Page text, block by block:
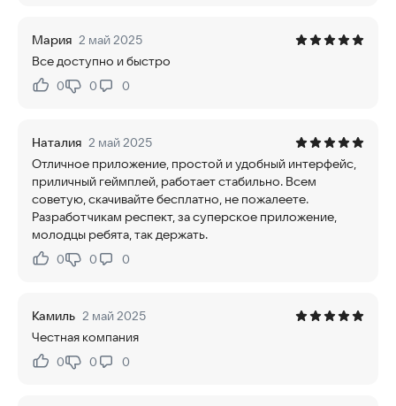
Мария 2 май 2025
Все доступно и быстро
Нравится:
0Не нравится:
0 0
Наталия 2 май 2025
Отличное приложение, простой и удобный интерфейс,
приличный геймплей, работает стабильно. Всем
советую, скачивайте бесплатно, не пожалеете.
Разработчикам респект, за суперское приложение,
молодцы ребята, так держать.
Нравится:
0Не нравится:
0 0
Камиль 2 май 2025
Честная компания
Нравится:
0Не нравится:
0 0